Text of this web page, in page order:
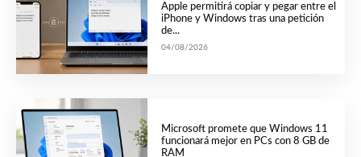
Apple permitirá copiar y pegar entre el
iPhone y Windows tras una petición
de...
04/08/2026
Microsoft promete que Windows 11
funcionará mejor en PCs con 8 GB de
RAM